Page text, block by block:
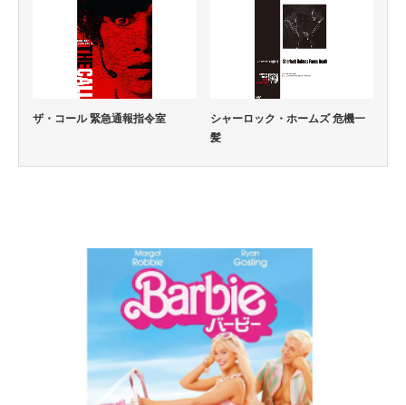
ザ・コール 緊急通報指令室
シャーロック・ホームズ 危機一
髪